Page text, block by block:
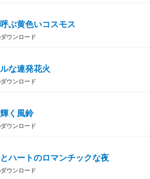
ぶ黄色いコスモス
ウンロード
な連発花火
ウンロード
く風鈴
ウンロード
ハートのロマンチックな夜
ウンロード